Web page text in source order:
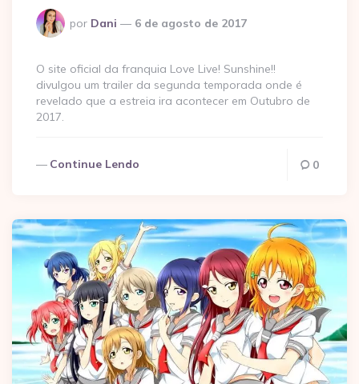
Postado
por
por Dani 6 de agosto de 2017
O site oficial da franquia Love Live! Sunshine!!
divulgou um trailer da segunda temporada onde é
revelado que a estreia ira acontecer em Outubro de
2017.
Continue Lendo 0